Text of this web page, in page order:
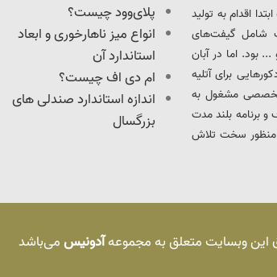
پلای‌وود چیست؟
انواع میز ناهارخوری و ابعاد
استاندارد آن
ام دی اف چیست؟
اندازه استاندارد صندلی های
بزرگسال
ابتدا اقدام به تولید
شامل گیفت‌های
بود. اما در آبان
برای آتلیه
تخصصی مشغول به
برنامه بلند مدت
منظور سخت تلاش
این وبسایت متعلق به مجموعهآدونیسمی‌باشد